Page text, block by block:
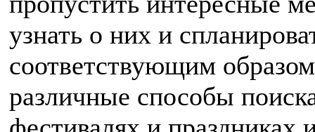
узнать о них и
соответствующим
различные способы